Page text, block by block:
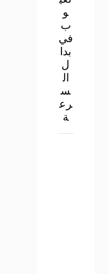
و
ب
في
بدا
ل
ال
س
رع
ة